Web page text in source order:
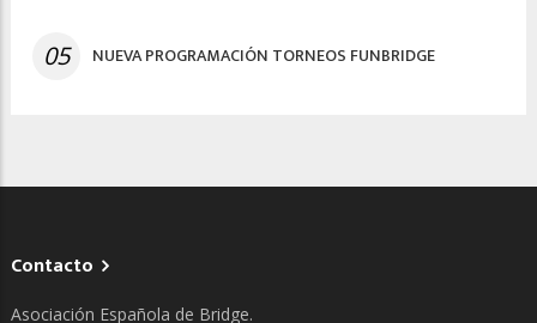
05 NUEVA PROGRAMACIÓN TORNEOS FUNBRIDGE
Contacto
Asociación Española de Bridge.